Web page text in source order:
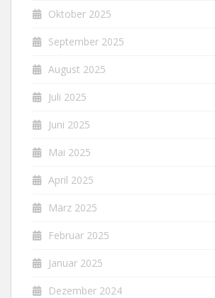
Oktober 2025
September 2025
August 2025
Juli 2025
Juni 2025
Mai 2025
April 2025
März 2025
Februar 2025
Januar 2025
Dezember 2024